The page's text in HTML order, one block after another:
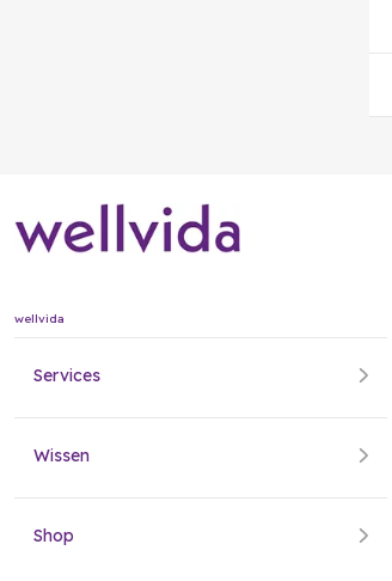
wellvida
Services
Wissen
Shop